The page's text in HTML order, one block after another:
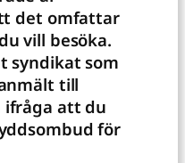
det omfattar
vill besöka.
syndikat som
till
ifråga att du
för